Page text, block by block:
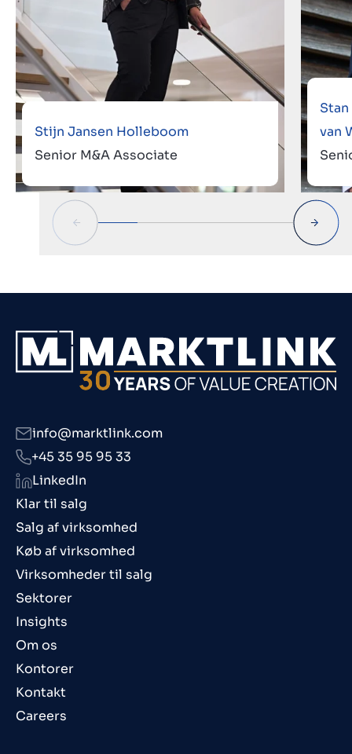
Stijn Jansen Holleboom
Senior M&A Associate
van
Klar til salg
Salg af virksomhed
Køb af virksomhed
Virksomheder til salg
Sektorer
Insights
Om os
Kontorer
Kontakt
Careers
info@marktlink.com
+45 35 95 95 33
LinkedIn